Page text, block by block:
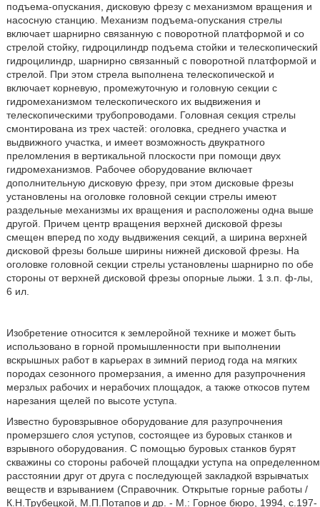
подъема-опускания, дисковую фрезу с механизмом вращения и
насосную станцию. Механизм подъема-опускания стрелы
включает шарнирно связанную с поворотной платформой и со
стрелой стойку, гидроцилиндр подъема стойки и телескопический
гидроцилиндр, шарнирно связанный с поворотной платформой и
стрелой. При этом стрела выполнена телескопической и
включает корневую, промежуточную и головную секции с
гидромеханизмом телескопического их выдвижения и
телескопическими трубопроводами. Головная секция стрелы
смонтирована из трех частей: оголовка, среднего участка и
выдвижного участка, и имеет возможность двукратного
преломления в вертикальной плоскости при помощи двух
гидромеханизмов. Рабочее оборудование включает
дополнительную дисковую фрезу, при этом дисковые фрезы
установлены на оголовке головной секции стрелы имеют
раздельные механизмы их вращения и расположены одна выше
другой. Причем центр вращения верхней дисковой фрезы
смещен вперед по ходу выдвижения секций, а ширина верхней
дисковой фрезы больше ширины нижней дисковой фрезы. На
оголовке головной секции стрелы установлены шарнирно по обе
стороны от верхней дисковой фрезы опорные лыжи. 1 з.п. ф-лы,
6 ил.
Изобретение относится к землеройной технике и может быть
использовано в горной промышленности при выполнении
вскрышных работ в карьерах в зимний период года на мягких
породах сезонного промерзания, а именно для разупрочнения
мерзлых рабочих и нерабочих площадок, а также откосов путем
нарезания щелей по высоте уступа.
Известно буровзрывное оборудование для разупрочнения
промерзшего слоя уступов, состоящее из буровых станков и
взрывного оборудования. С помощью буровых станков бурят
скважины со стороны рабочей площадки уступа на определенном
расстоянии друг от друга с последующей закладкой взрывчатых
веществ и взрыванием (Справочник. Открытые горные работы /
К.Н.Трубецкой, М.П.Потапов и др. - М.: Горное бюро, 1994, с.197-